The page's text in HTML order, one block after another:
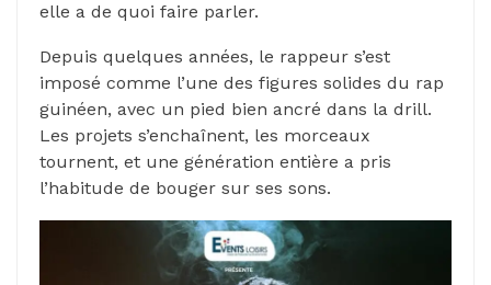
elle a de quoi faire parler.
Depuis quelques années, le rappeur s’est
imposé comme l’une des figures solides du rap
guinéen, avec un pied bien ancré dans la drill.
Les projets s’enchaînent, les morceaux
tournent, et une génération entière a pris
l’habitude de bouger sur ses sons.